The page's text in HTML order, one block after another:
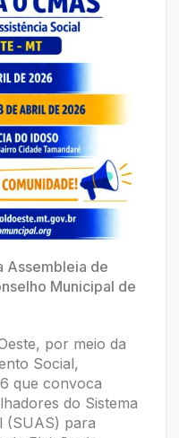
Assembleia de
Municipal de
por meio da
Social,
que convoca
do Sistema
(SUAS) para